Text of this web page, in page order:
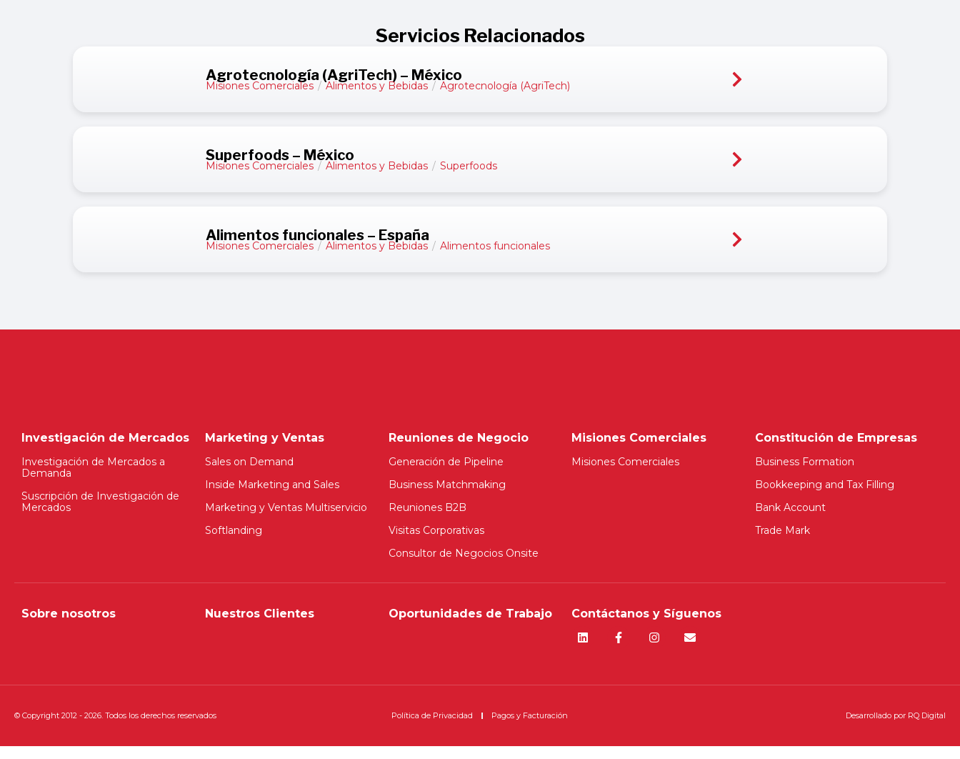
Servicios Relacionados
Agrotecnología (AgriTech) – México
Misiones Comerciales / Alimentos y Bebidas / Agrotecnología (AgriTech)
Superfoods – México
Misiones Comerciales / Alimentos y Bebidas / Superfoods
Alimentos funcionales – España
Misiones Comerciales / Alimentos y Bebidas / Alimentos funcionales
Investigación de Mercados
Investigación de Mercados a
Demanda
Suscripción de Investigación de
Mercados
Marketing y Ventas
Sales on Demand
Inside Marketing and Sales
Marketing y Ventas Multiservicio
Softlanding
Reuniones de Negocio
Generación de Pipeline
Business Matchmaking
Reuniones B2B
Visitas Corporativas
Consultor de Negocios Onsite
Misiones Comerciales
Misiones Comerciales
Constitución de Empresas
Business Formation
Bookkeeping and Tax Filling
Bank Account
Trade Mark
Sobre nosotros Nuestros Clientes Oportunidades de Trabajo Contáctanos y Síguenos
© Copyright 2012 - 2026. Todos los derechos reservados Política de Privacidad Pagos y Facturación Desarrollado por RQ Digital